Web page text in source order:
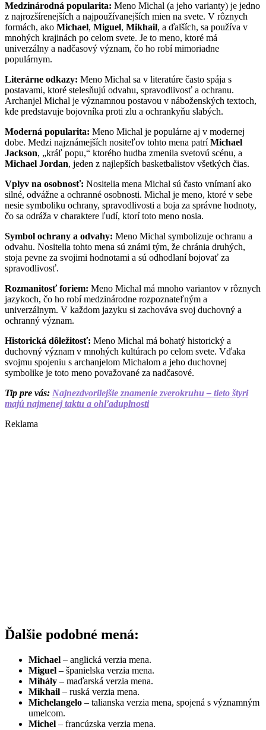
Medzinárodná popularita: Meno Michal (a jeho varianty) je jedno
z najrozšírenejších a najpoužívanejších mien na svete. V rôznych
formách, ako Michael, Miguel, Mikhail, a ďalších, sa používa v
mnohých krajinách po celom svete. Je to meno, ktoré má
univerzálny a nadčasový význam, čo ho robí mimoriadne
populárnym.
Literárne odkazy: Meno Michal sa v literatúre často spája s
postavami, ktoré stelesňujú odvahu, spravodlivosť a ochranu.
Archanjel Michal je významnou postavou v náboženských textoch,
kde predstavuje bojovníka proti zlu a ochrankyňu slabých.
Moderná popularita: Meno Michal je populárne aj v modernej
dobe. Medzi najznámejších nositeľov tohto mena patríMichael
Jackson, „kráľ popu,“ ktorého hudba zmenila svetovú scénu, a
Michael Jordan, jeden z najlepších basketbalistov všetkých čias.
Vplyv na osobnosť: Nositelia mena Michal sú často vnímaní ako
silné, odvážne a ochranné osobnosti. Michal je meno, ktoré v sebe
nesie symboliku ochrany, spravodlivosti a boja za správne hodnoty,
čo sa odráža v charaktere ľudí, ktorí toto meno nosia.
Symbol ochrany a odvahy: Meno Michal symbolizuje ochranu a
odvahu. Nositelia tohto mena sú známi tým, že chránia druhých,
stoja pevne za svojimi hodnotami a sú odhodlaní bojovať za
spravodlivosť.
Rozmanitosť foriem: Meno Michal má mnoho variantov v rôznych
jazykoch, čo ho robí medzinárodne rozpoznateľným a
univerzálnym. V každom jazyku si zachováva svoj duchovný a
ochranný význam.
Historická dôležitosť: Meno Michal má bohatý historický a
duchovný význam v mnohých kultúrach po celom svete. Vďaka
svojmu spojeniu s archanjelom Michalom a jeho duchovnej
symbolike je toto meno považované za nadčasové.
Tip pre vás: Najnezdvorilejšie znamenie zverokruhu – tieto štyri
majú najmenej taktu a ohľaduplnosti
Reklama
Ďalšie podobné mená:
Michael – anglická verzia mena.
Miguel – španielska verzia mena.
Mihály – maďarská verzia mena.
Mikhail – ruská verzia mena.
Michelangelo – talianska verzia mena, spojená s významným
umelcom.
Michel – francúzska verzia mena.